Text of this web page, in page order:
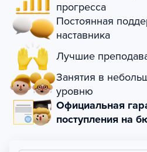
прогресса
Постоянная
наставника
Лучшие
Занятия в
уровню
Официальная
поступления на